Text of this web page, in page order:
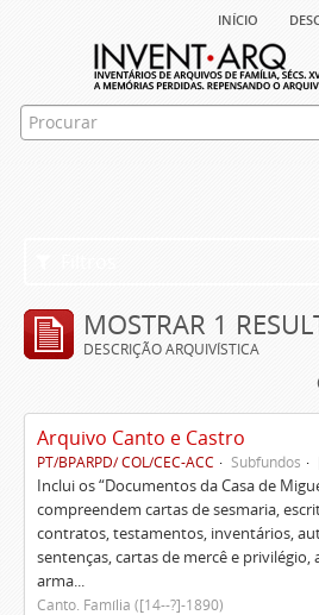
início
MOSTRAR 1
DESCRIÇÃO ARQUIVÍSTICA
Arquivo Canto e Castro
PT/BPARPD/ COL/CEC-ACC Subfundos
Inclui os “Documentos da Casa de
compreendem cartas de sesmaria,
contratos, testamentos, inventários,
sentenças, cartas de mercê e
arma...
Canto. Família ([14--?]-1890)